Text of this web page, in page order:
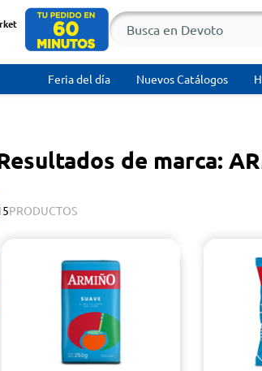
Feria del día Nuevos Catálogos
de marca:
PRODUCTOS